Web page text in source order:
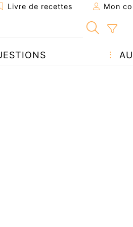
Livre de recettes Mon
à un ami
page
une question à
votre